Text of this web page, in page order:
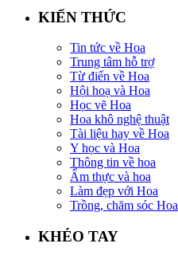
KIẾN THỨC
Tin tức về Hoa
Trung tâm hỗ trợ
Từ điển về Hoa
Hội hoạ và Hoa
Học vẽ Hoa
Hoa khô nghệ thuật
Tài liệu hay về Hoa
Y học và Hoa
Thông tin về hoa
Ẩm thực và hoa
Làm đẹp với Hoa
Trồng, chăm sóc Hoa
KHÉO TAY